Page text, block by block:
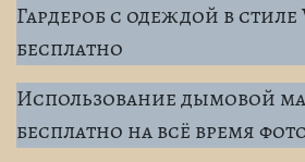
Гардероб с одеждой в
бесплатно
Использование дымовой
бесплатно на всё время